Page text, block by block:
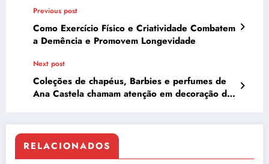
Previous post
Como Exercício Físico e Criatividade Combatem
a Demência e Promovem Longevidade
Next post
Coleções de chapéus, Barbies e perfumes de
Ana Castela chamam atenção em decoração de
RELACIONADOS